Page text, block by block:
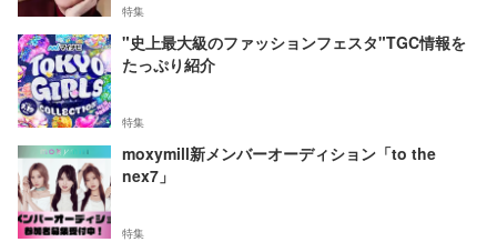
特集
"史上最大級のファッションフェスタ"TGC情報を
たっぷり紹介
特集
moxymill新メンバーオーディション「to the
nex7」
特集